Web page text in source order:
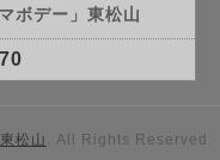
デー」東松山
松山 . All Rights Reserved.